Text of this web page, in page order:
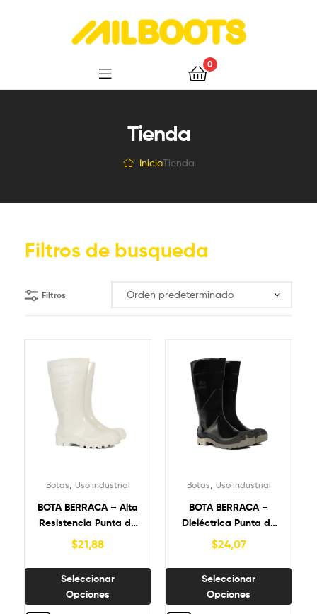
0
Tienda
InicioTienda
Filtros de busqueda
Filtros
Botas Uso industrial
BOTA BERRACA – Alta
Resistencia Punta de
Acero
$21,88
Seleccionar
Opciones
Botas Uso industrial
BOTA BERRACA –
Dieléctrica Punta de
Acero
$24,07
Seleccionar
Opciones